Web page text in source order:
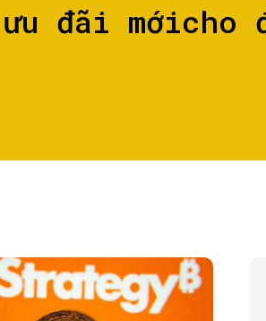
đãi mớicho